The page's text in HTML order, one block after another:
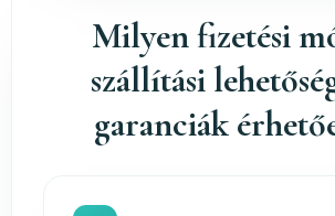
Milyen fizetési
szállítási
garanciák